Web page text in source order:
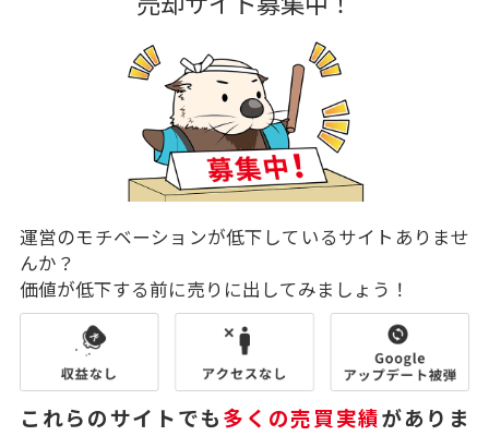
運営のモチベーションが低下しているサイトありませ
んか？
価値が低下する前に売りに出してみましょう！
これらのサイトでも多くの売買実績がありま